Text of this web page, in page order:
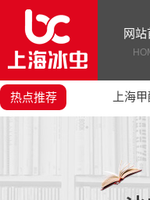
网站
热点推荐 上海